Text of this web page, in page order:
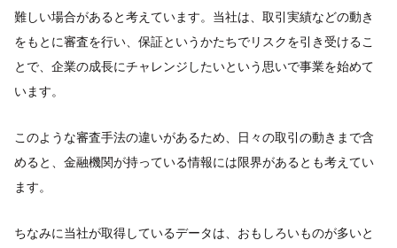
難しい場合があると考えています。当社は、取引実績などの動き
をもとに審査を行い、保証というかたちでリスクを引き受けるこ
とで、企業の成長にチャレンジしたいという思いで事業を始めて
います。
このような審査手法の違いがあるため、日々の取引の動きまで含
めると、金融機関が持っている情報には限界があるとも考えてい
ます。
ちなみに当社が取得しているデータは、おもしろいものが多いと